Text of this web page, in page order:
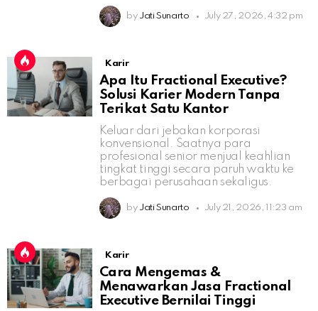
by Jati Sunarto July 27, 2026, 4:32 pm
Karir
Apa Itu Fractional Executive?
Solusi Karier Modern Tanpa
Terikat Satu Kantor
Keluar dari jebakan korporasi
konvensional. Saatnya para
profesional senior menjual keahlian
tingkat tinggi secara paruh waktu ke
berbagai perusahaan sekaligus.
by Jati Sunarto July 21, 2026, 11:23 am
Karir
Cara Mengemas &
Menawarkan Jasa Fractional
Executive Bernilai Tinggi